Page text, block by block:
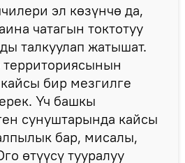
эл көзүнчө да,
чатагын токтотуу
талкуулап жатышат.
бир мезгилге
Үч башкы
сунуштарында кайсы
бар, мисалы,
өтүүсү тууралуу